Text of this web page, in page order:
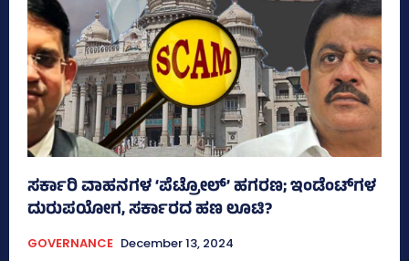
ಸರ್ಕಾರಿ ವಾಹನಗಳ ‘ಪೆಟ್ರೋಲ್‌’ ಹಗರಣ; ಇಂಡೆಂಟ್‌ಗಳ
ದುರುಪಯೋಗ, ಸರ್ಕಾರದ ಹಣ ಲೂಟಿ?
GOVERNANCE December 13, 2024